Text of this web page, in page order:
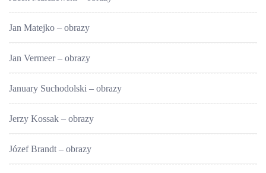
Jan Matejko – obrazy
Jan Vermeer – obrazy
January Suchodolski – obrazy
Jerzy Kossak – obrazy
Józef Brandt – obrazy